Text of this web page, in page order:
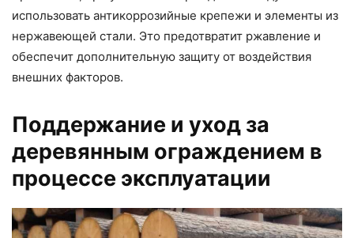
использовать антикоррозийные крепежи и элементы из
нержавеющей стали. Это предотвратит ржавление и
обеспечит дополнительную защиту от воздействия
внешних факторов.
Поддержание и уход за
деревянным ограждением в
процессе эксплуатации